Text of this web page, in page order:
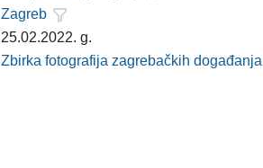
Zagreb
25.02.2022. g.
Zbirka fotografija zagrebačkih događanja